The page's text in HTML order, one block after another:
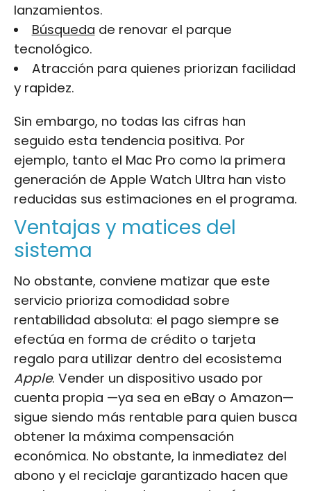
lanzamientos.
Búsqueda de renovar el parque
tecnológico.
Atracción para quienes priorizan facilidad
y rapidez.
Sin embargo, no todas las cifras han
seguido esta tendencia positiva. Por
ejemplo, tanto el Mac Pro como la primera
generación de Apple Watch Ultra han visto
reducidas sus estimaciones en el programa.
Ventajas y matices del
sistema
No obstante, conviene matizar que este
servicio prioriza comodidad sobre
rentabilidad absoluta: el pago siempre se
efectúa en forma de crédito o tarjeta
regalo para utilizar dentro del ecosistema
Apple. Vender un dispositivo usado por
cuenta propia —ya sea en eBay o Amazon—
sigue siendo más rentable para quien busca
obtener la máxima compensación
económica. No obstante, la inmediatez del
abono y el reciclaje garantizado hacen que